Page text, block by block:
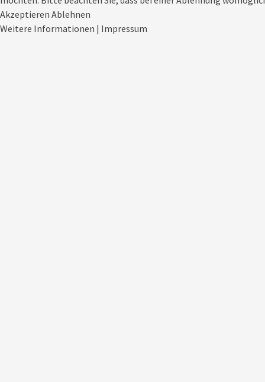
Akzeptieren Ablehnen
Weitere Informationen | Impressum